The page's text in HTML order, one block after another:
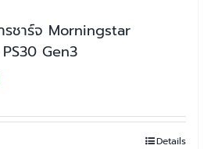
รชาร์จ Morningstar
Gen3
Details